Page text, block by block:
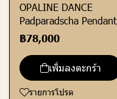
OPALINE DANCE
Padparadscha Pendant
฿78,000
เพิ่มลงตะกร้า
รายการโปรด